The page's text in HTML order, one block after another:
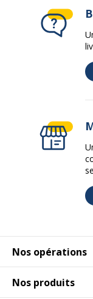
Nos opérations
Nos produits